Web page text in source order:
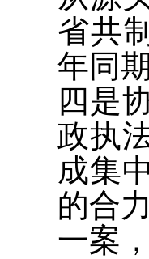
省共
年同
四是
政执
成集
的合
一案